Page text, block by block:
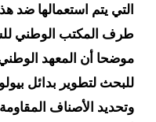
التي يتم استعمالها ضد
طرف المكتب الوطني
موضحا أن المعهد
للبحث لتطوير بدائل
وتحديد الأصناف